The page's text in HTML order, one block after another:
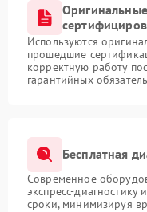
Используются
прошедшие
корректную работу
гарантийных
Бесплатная
Современное
экспресс-диагностику
сроки, минимизируя